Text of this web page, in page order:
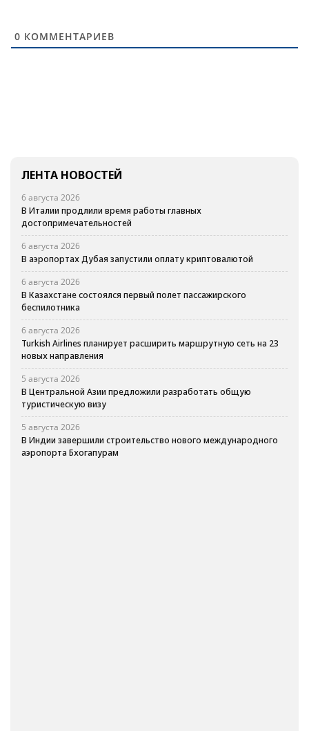
0 КОММЕНТАРИЕВ
ЛЕНТА НОВОСТЕЙ
6 августа 2026
В Италии продлили время работы главных
достопримечательностей
6 августа 2026
В аэропортах Дубая запустили оплату криптовалютой
6 августа 2026
В Казахстане состоялся первый полет пассажирского
беспилотника
6 августа 2026
Turkish Airlines планирует расширить маршрутную сеть на 23
новых направления
5 августа 2026
В Центральной Азии предложили разработать общую
туристическую визу
5 августа 2026
В Индии завершили строительство нового международного
аэропорта Бхогапурам